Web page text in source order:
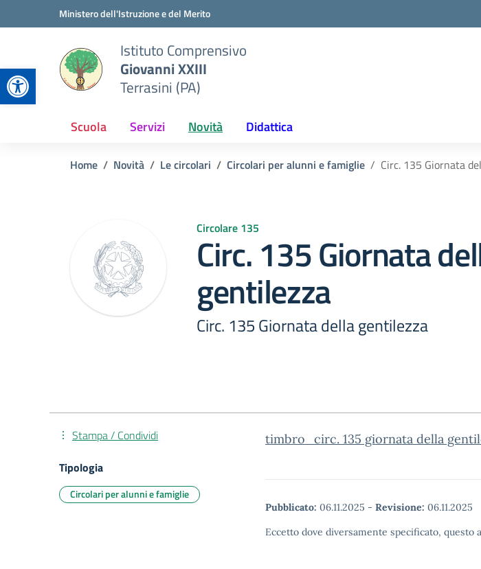
Apri la barra degli strumenti
Vai ai contenuti
Vai al menu di navigazioneMinistero dell'Istruzione e del Merito
Istituto Comprensivo
Giovanni XXIII
Terrasini (PA)
Scuola Servizi Novità Didattica
Home Novità Le circolari Circolari per alunni e famiglie Circ. 135 Giornata
Circolare 135
Circ. 135 Giornata
gentilezza
Circ. 135 Giornata della gentilezza
timbro_circ. 135 giornata della
Pubblicato: 06.11.2025 - Revisione: 06.11.2025
Eccetto dove diversamente specificato,
Stampa / Condividi
Tipologia
Circolari per alunni e famiglie